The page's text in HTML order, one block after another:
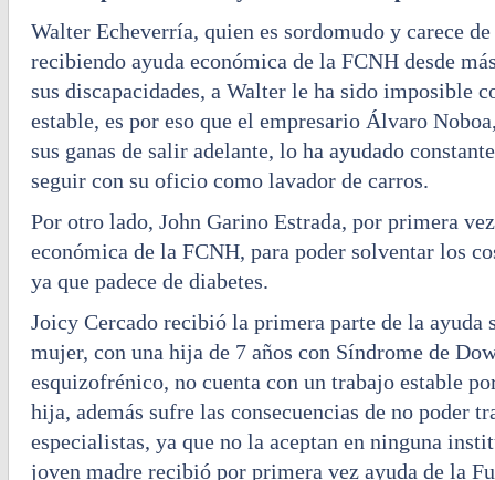
Walter Echeverría, quien es sordomudo y carece
recibiendo ayuda económica de la FCNH desde
sus discapacidades, a Walter le ha sido imposible
estable, es por eso que el empresario Álvaro
sus ganas de salir adelante, lo ha ayudado
seguir con su oficio como lavador de carros.
Por otro lado, John Garino Estrada, por primera
económica de la FCNH, para poder solventar los
ya que padece de diabetes.
Joicy Cercado recibió la primera parte de la ayuda
mujer, con una hija de 7 años con Síndrome de
esquizofrénico, no cuenta con un trabajo estable
hija, además sufre las consecuencias de no poder
especialistas, ya que no la aceptan en ninguna
joven madre recibió por primera vez ayuda de la